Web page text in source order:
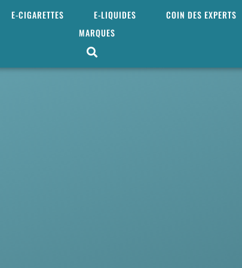
E-CIGARETTES E-LIQUIDES COIN DES EXPERTS
MARQUES